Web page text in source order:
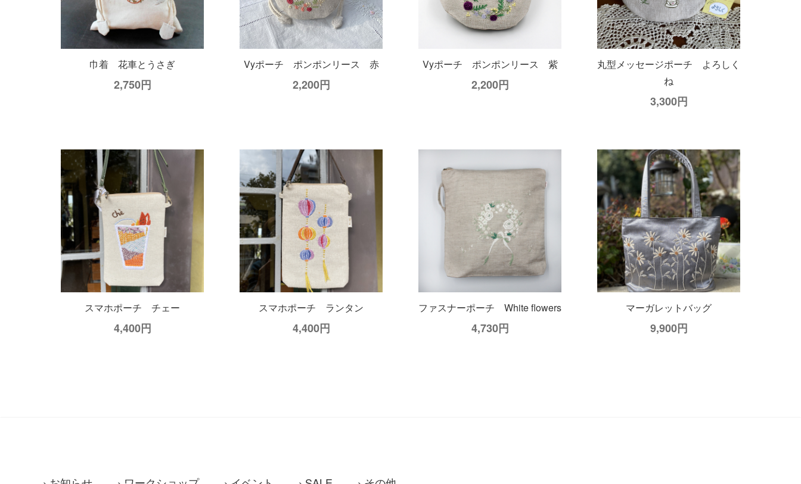
11,000円
手刺繍リネンブラウス Birds
22,000円
メガネ入れ すずらん
2,750円
巾着 花車とうさぎ
2,750円
Vyポーチ ポンポンリース 赤
2,200円
Vyポーチ ポンポンリース 紫
2,200円
丸型メッセージポーチ よろしく
ね
3,300円
スマホポーチ チェー
4,400円
スマホポーチ ランタン
4,400円
ファスナーポーチ White flowers
4,730円
マーガレットバッグ
9,900円